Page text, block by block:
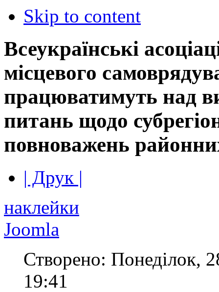
Skip to content
Всеукраїнські
місцевого
працюватимуть над
питань щодо
повноважень
| Друк |
наклейки
Joomla
Створено: Понеділок,
19:41